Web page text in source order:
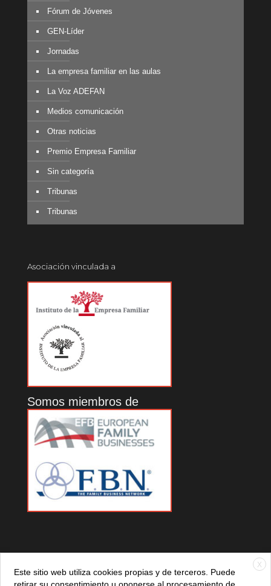
Fórum de Jóvenes
GEN-Líder
Jornadas
La empresa familiar en las aulas
La Voz ADEFAN
Medios comunicación
Otras noticias
Premio Empresa Familiar
Sin categoría
Tribunas
Tribunas
Asociación vinculada a
Somos miembros de
X
Este sitio web utiliza cookies propias y de terceros. Puede